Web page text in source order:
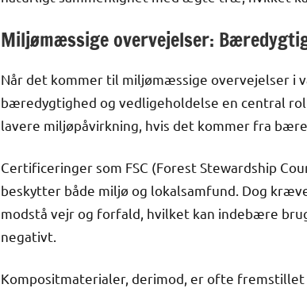
Miljømæssige overvejelser:
Når det kommer til miljømæssige overvejelser
bæredygtighed og vedligeholdelse en central
lavere miljøpåvirkning, hvis det kommer fra
Certificeringer som FSC (Forest Stewardship
beskytter både miljø og lokalsamfund. Dog
modstå vejr og forfald, hvilket kan indebære
negativt.
Kompositmaterialer, derimod, er ofte